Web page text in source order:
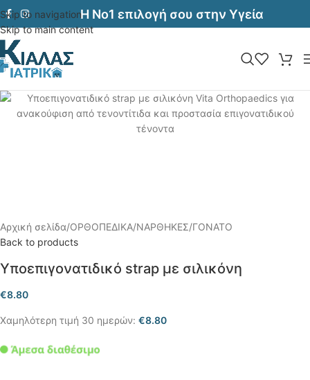
Skip to navigation
Skip to main content
Η Νο1 επιλογή σου στην Υγεία
Αρχική σελίδα/ΟΡΘΟΠΕΔΙΚΑ/ΝΑΡΘΗΚΕΣ/ΓΟΝΑΤΟ
Back to products
Υποεπιγονατιδικό strap με σιλικόνη
€8.80
Χαμηλότερη τιμή 30 ημερών: €8.80